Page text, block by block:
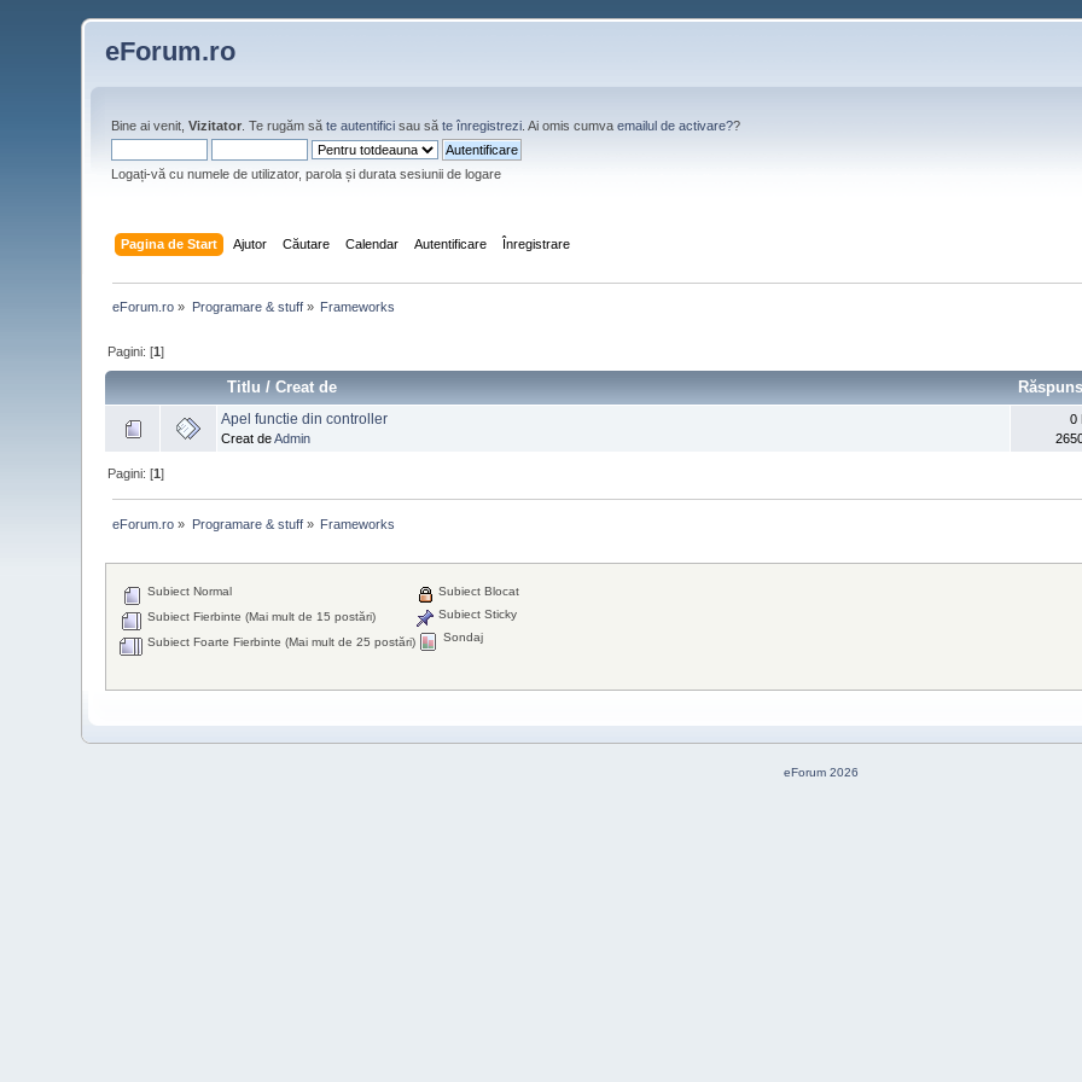
eForum.ro
Bine ai venit,Vizitator . Te rugăm săte autentifici sau săte înregistrezi . Ai omis cumvaemailul de activare??
Logați-vă cu numele de utilizator, parola și durata sesiunii de logare
Pagina de Start Ajutor Căutare Calendar Autentificare Înregistrare
eForum.ro » Programare & stuff» Frameworks
Pagini: [1]
Titlu /Creat de
Apel functie din controller
Creat deAdmin
0
Pagini: [1]
eForum.ro » Programare & stuff» Frameworks
Subiect Normal
Subiect Fierbinte (Mai mult de 15 postări)
Subiect Foarte Fierbinte (Mai mult de 25 postări)
Subiect Blocat
Subiect Sticky
Sondaj
eForum 2026